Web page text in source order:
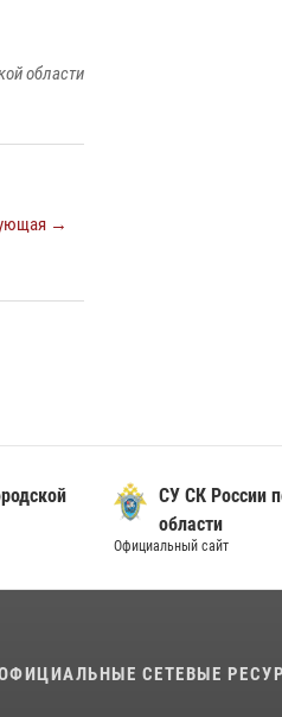
области
→
СУ СК России
области
Официальный сайт
СЕТЕВЫЕ